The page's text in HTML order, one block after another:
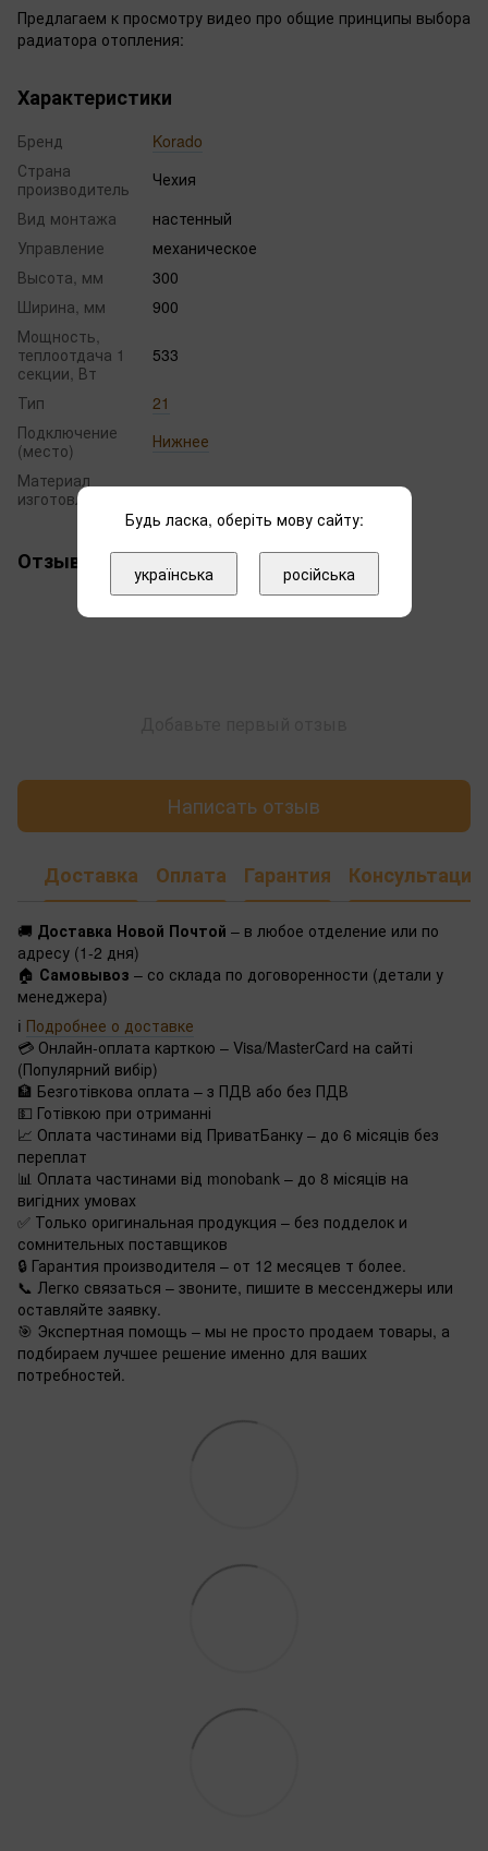
Предлагаем к просмотру видео про общие принципы выбора
радиатора отопления:
Характеристики
Бренд
Korado
Страна
производитель
Чехия
Вид монтажа
настенный
Управление
механическое
Высота, мм
300
Ширина, мм
900
Мощность,
теплоотдача 1
секции, Вт
533
Тип
21
Подключение
(место)
Нижнее
Материал
изготовления
сталь
Отзывы
Написать отзыв
Доставка Оплата Гарантия Консультация
🚚 Доставка Новой Почтой – в любое отделение или по
адресу (1-2 дня)
🏠 Самовывоз – со склада по договоренности (детали у
менеджера)
ℹ️ Подробнее о доставке
💳 Онлайн-оплата карткою – Visa/MasterCard на сайті
(Популярний вибір)
🏦 Безготівкова оплата – з ПДВ або без ПДВ
💵 Готівкою при отриманні
📈 Оплата частинами від ПриватБанку – до 6 місяців без
переплат
📊 Оплата частинами від monobank – до 8 місяців на
вигідних умовах
✅ Только оригинальная продукция – без подделок и
сомнительных поставщиков
🔒 Гарантия производителя – от 12 месяцев т более.
📞 Легко связаться – звоните, пишите в мессенджеры или
оставляйте заявку.
🎯 Экспертная помощь – мы не просто продаем товары, а
подбираем лучшее решение именно для ваших
потребностей.
Будь ласка, оберіть мову сайту:
українська російська